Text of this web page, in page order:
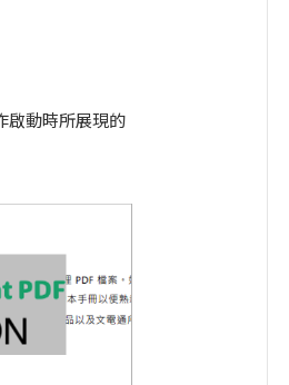
啟動時所展現的